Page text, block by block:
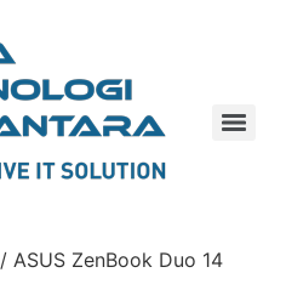
/ ASUS ZenBook Duo 14